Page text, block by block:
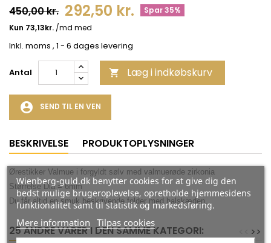
450,00 kr. 292,50 kr. Spar 35%
Inkl. moms , 1 - 6 dages levering
Antal  Læg i indkøbskurv
account_circle SEND TIL EN VEN
BESKRIVELSE PRODUKTOPLYSNINGER
Ørestikker Valmue i forgyldt sølv med valmuerøde zirkonia
Størrelse Dia = 6mm
Du får altid en smuk beskrivende folder med halskæden.
25 ANDRE VARER I DEN SAMME KATEGORI: >>
Wienberg-guld.dk benytter cookies for at give dig den
bedst mulige brugeroplevelse, opretholde hjemmesidens
funktionalitet samt til statistik og markedsføring.
Mere information Tilpas cookies